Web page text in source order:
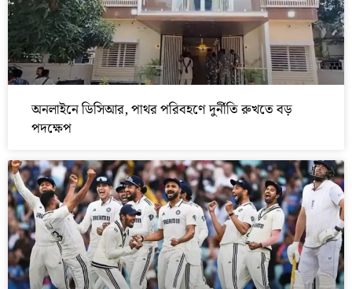
অনলাইনে ডিসিআর, পাথর পরিবহণে দুর্নীতি রুখতে বড়
পদক্ষেপ